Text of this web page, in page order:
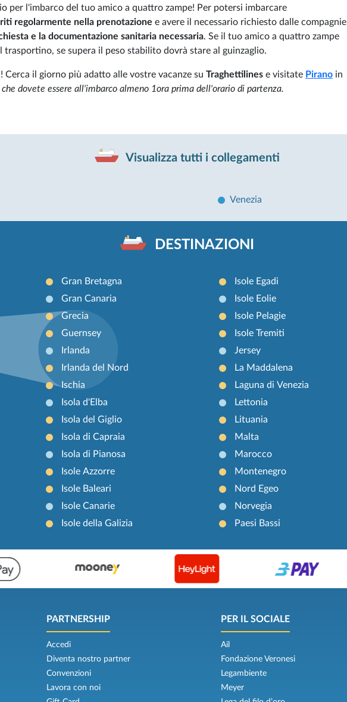
per l'imbarco del tuo amico a quattro zampe! Per potersi imbarcare
regolarmente nella prenotazione e avere il necessario richiesto dalle compagnie
e la documentazione sanitaria necessaria. Se il tuo amico a quattro zampe
trasportino, se supera il peso stabilito dovrà stare al guinzaglio.
il giorno più adatto alle vostre vacanze su Traghettilines e visitate Pirano in
dovete essere all'imbarco almeno 1ora prima dell'orario di partenza.
Visualizza tutti i collegamenti
Venezia
DESTINAZIONI
Gran Bretagna
Gran Canaria
Grecia
Guernsey
Irlanda
Irlanda del Nord
Ischia
Isola d'Elba
Isola del Giglio
Isola di Capraia
Isola di Pianosa
Isole Azzorre
Isole Baleari
Isole Canarie
Isole della Galizia
Isole Egadi
Isole Eolie
Isole Pelagie
Isole Tremiti
Jersey
La Maddalena
Laguna di Venezia
Lettonia
Lituania
Malta
Marocco
Montenegro
Nord Egeo
Norvegia
Paesi Bassi
PARTNERSHIP
Accedi
Diventa nostro partner
Convenzioni
Lavora con noi
PER IL SOCIALE
Ail
Fondazione Veronesi
Legambiente
Meyer